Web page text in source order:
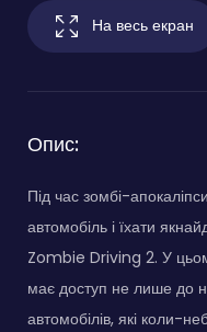
На весь екран
Опис:
Під час зомбі-
автомобіль і їхати
Zombie Driving 2. У
має доступ не лише до
автомобілів, які коли-